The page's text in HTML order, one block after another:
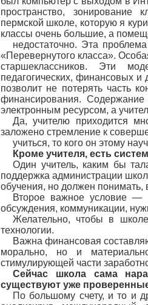
пространство,
пермской школе, которую я
классы очень большие, а
недостаточно. Эта
«Перевернутого класса».
старшеклассников. Эти
педагогических, финансовых
позволит не потерять часть
финансирования. Содержание
электронным ресурсом, а
Да, учителю приходится
заложено стремление к
учиться, то кого он этому
Кроме учителя, есть
Один учитель, каким бы
поддержка администрации
обучения, но должен понимать,
Второе важное условие —
обсуждения, коммуникации,
Желательно, чтобы в
технологии.
Важна финансовая
морально, но и
стимулирующей части
Сейчас школа сама
существуют уже
По большому счету, и то и